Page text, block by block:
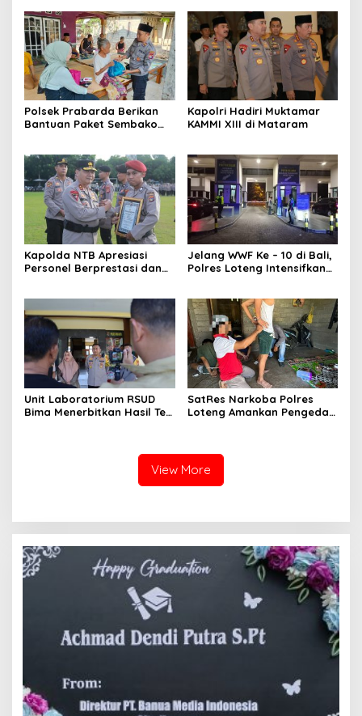
Polsek Prabarda Berikan
Bantuan Paket Sembako
Kapolri Hadiri Muktamar
KAMMI XIII di Mataram
Kapolda NTB Apresiasi
Personel Berprestasi dan
Jelang WWF Ke – 10 di Bali,
Polres Loteng Intensifkan
Unit Laboratorium RSUD
Bima Menerbitkan Hasil Tes
SatRes Narkoba Polres
Loteng Amankan Pengedar
View More